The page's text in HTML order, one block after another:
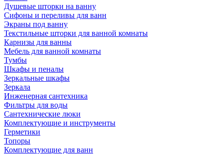
Душевые шторки на ванну
Сифоны и переливы для ванн
Экраны под ванну
Текстильные шторки для ванной комнаты
Карнизы для ванны
Мебель для ванной комнаты
Тумбы
Шкафы и пеналы
Зеркальные шкафы
Зеркала
Инженерная сантехника
Фильтры для воды
Сантехнические люки
Комплектующие и инструменты
Герметики
Топоры
Комплектующие для ванн